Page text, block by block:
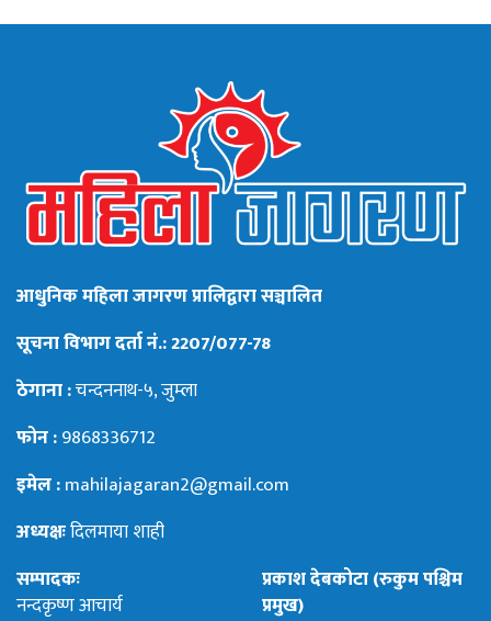
आधुनिक महिला जागरण प्रालिद्वारा सञ्चालित
सूचना विभाग दर्ता नं.: 2207/077-78
ठेगाना :चन्दननाथ-५, जुम्ला
फोन :9868336712
इमेल :mahilajagaran2@gmail.com
अध्यक्षःदिलमाया शाही
सम्पादकः
नन्दकृष्ण आचार्य
प्रकाश देबकोटा (रुकुम पश्चिम
प्रमुख)